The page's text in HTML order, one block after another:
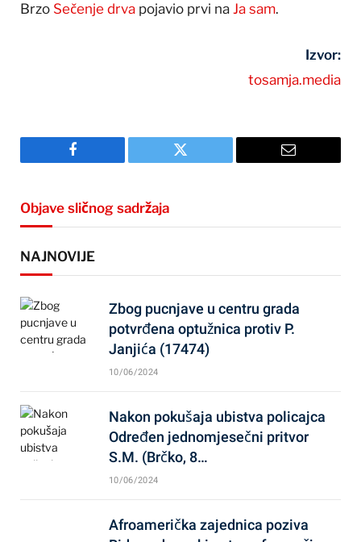
Brzo Sečenje drva pojavio prvi na Ja sam.
Izvor:
tosamja.media
Facebook Twitter Email
Objave sličnog sadržaja
NAJNOVIJE
Zbog pucnjave u centru grada
potvrđena optužnica protiv P.
Janjića (17474)
10/06/2024
Nakon pokušaja ubistva policajca
Određen jednomjesečni pritvor
S.M. (Brčko, 8…
10/06/2024
Afroamerička zajednica poziva